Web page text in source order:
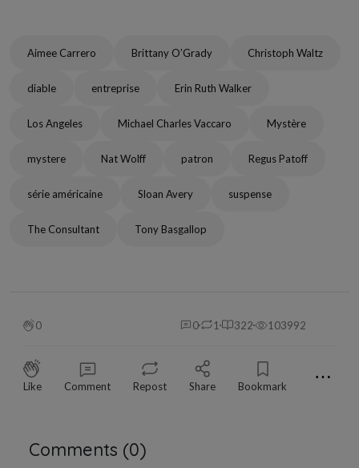
Aimee Carrero Brittany O’Grady Christoph Waltz
diable entreprise Erin Ruth Walker
Los Angeles Michael Charles Vaccaro Mystère
mystere Nat Wolff patron Regus Patoff
série américaine Sloan Avery suspense
The Consultant Tony Basgallop
0 0 1 322 103992
Like Comment Repost Share Bookmark ⋯
Comments (0)